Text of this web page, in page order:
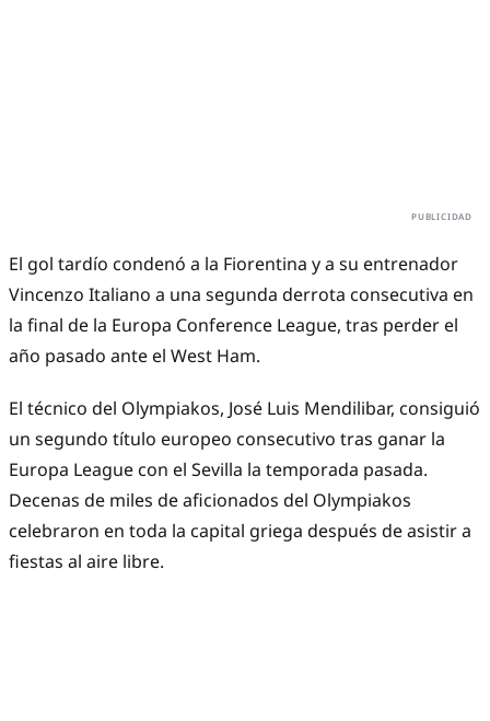
El gol tardío condenó a la Fiorentina y a su entrenador
Vincenzo Italiano a una segunda derrota consecutiva en
la final de la Europa Conference League, tras perder el
año pasado ante el West Ham.
El técnico del Olympiakos, José Luis Mendilibar, consiguió
un segundo título europeo consecutivo tras ganar la
Europa League con el Sevilla la temporada pasada.
Decenas de miles de aficionados del Olympiakos
celebraron en toda la capital griega después de asistir a
fiestas al aire libre.